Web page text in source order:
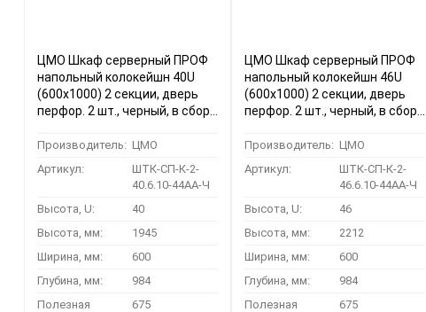
ЦМО Шкаф серверный ПРОФ
напольный колокейшн 40U
(600x1000) 2 секции, дверь
перфор. 2 шт., черный, в сборе
Производитель: ЦМО
Артикул:
ШТК-СП-К-2-
40.6.10-44АА-Ч
Высота, U:
40
Высота, мм:
1945
Ширина, мм:
600
Глубина, мм:
984
Полезная
675
ЦМО Шкаф серверный ПРОФ
напольный колокейшн 46U
(600x1000) 2 секции, дверь
перфор. 2 шт., черный, в сборе
Производитель: ЦМО
Артикул:
ШТК-СП-К-2-
46.6.10-44АА-Ч
Высота, U:
46
Высота, мм:
2212
Ширина, мм:
600
Глубина, мм:
984
Полезная
675